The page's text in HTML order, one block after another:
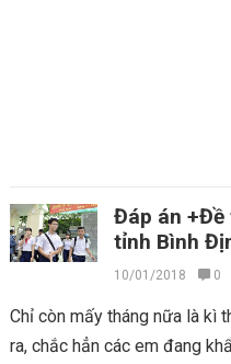
Đáp án +Đề
tỉnh Bình
10/01/2018 0
Chỉ còn mấy tháng nữa là kì
ra, chắc hẳn các em đang